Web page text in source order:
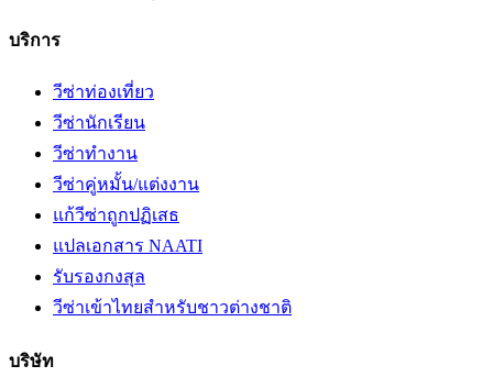
บริการ
วีซ่าท่องเที่ยว
วีซ่านักเรียน
วีซ่าทำงาน
วีซ่าคู่หมั้น/แต่งงาน
แก้วีซ่าถูกปฏิเสธ
แปลเอกสาร NAATI
รับรองกงสุล
วีซ่าเข้าไทยสำหรับชาวต่างชาติ
บริษัท